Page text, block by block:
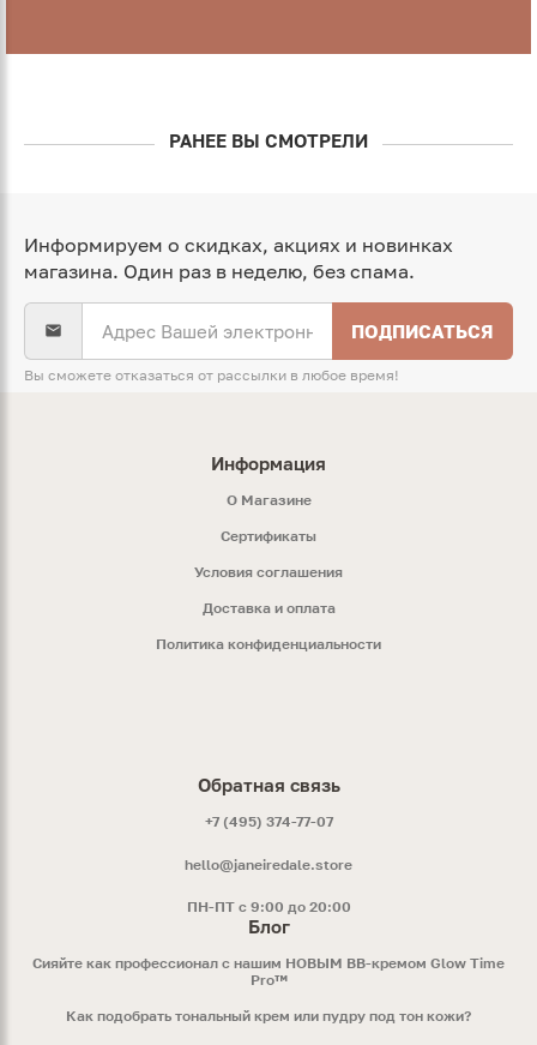
РАНЕЕ ВЫ СМОТРЕЛИ
Информируем о скидках, акциях и новинках
магазина. Один раз в неделю, без спама.
ПОДПИСАТЬСЯ
Вы сможете отказаться от рассылки в любое время!
Информация
O Магазине
Сертификаты
Условия соглашения
Доставка и оплата
Политика конфиденциальности
Обратная связь
+7 (495) 374-77-07
hello@janeiredale.store
ПН-ПТ с 9:00 до 20:00
Блог
Сияйте как профессионал с нашим НОВЫМ ВВ-кремом Glow Time
Pro™
Как подобрать тональный крем или пудру под тон кожи?